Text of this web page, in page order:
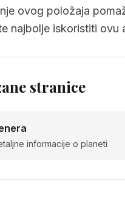
ovog položaja
najbolje iskoristiti ovu
stranice
informacije o planeti